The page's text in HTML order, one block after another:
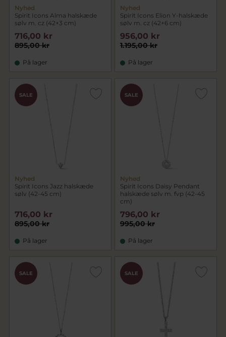
Nyhed
Spirit Icons Alma halskæde
sølv m. cz (42+3 cm)
895,00 kr
716,00 kr
På lager
Nyhed
Spirit Icons Elion Y-halskæde
sølv m. cz (42+6 cm)
1.195,00 kr
956,00 kr
På lager
SALE
Nyhed
Spirit Icons Jazz halskæde
sølv (42-45 cm)
895,00 kr
716,00 kr
På lager
SALE
Nyhed
Spirit Icons Daisy Pendant
halskæde sølv m. fvp (42-45
cm)
995,00 kr
796,00 kr
På lager
SALE SALE